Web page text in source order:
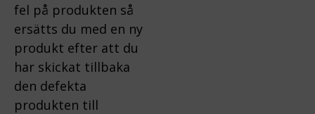
fel på produkten så
ersätts du med en ny
produkt efter att du
har skickat tillbaka
den defekta
produkten till